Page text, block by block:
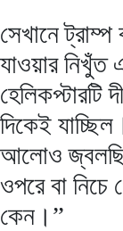
সেখানে ট্রাম্প
যাওয়ার নিখুঁত
হেলিকপ্টারটি
দিকেই
আলোও
ওপরে বা
কেন।”